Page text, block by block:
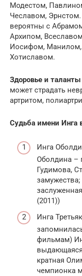
Модестом,
Чеславом,
вероятны с
Архипом,
Иосифом,
Хотиславом.
Здоровье и
может страдать
артритом,
Судьба имени Инга
Инга
Оболдина –
Гудимова,
замужества;
(2011))
Инга
фильмам)
выдающаяся
кратная
чемпионка